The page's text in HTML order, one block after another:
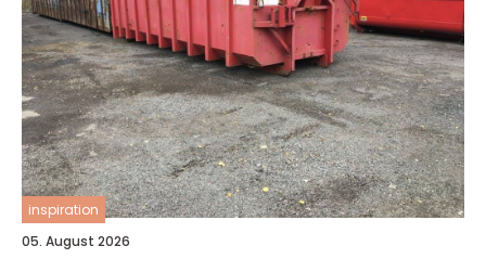
inspiration
05. August 2026